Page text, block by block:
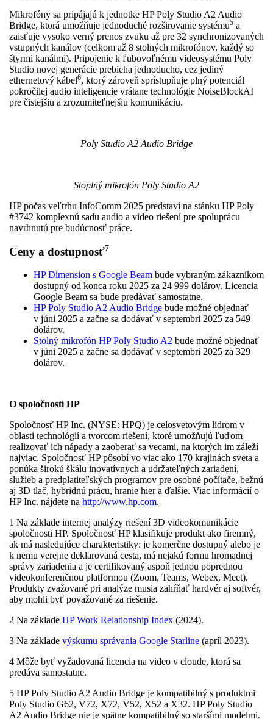
Mikrofóny sa pripájajú k jednotke HP Poly Studio A2 Audio
Bridge, ktorá umožňuje jednoduché rozširovanie systému5 a
zaisťuje vysoko verný prenos zvuku až pre 32 synchronizovaných
vstupných kanálov (celkom až 8 stolných mikrofónov, každý so
štyrmi kanálmi). Pripojenie k ľubovoľnému videosystému Poly
Studio novej generácie prebieha jednoducho, cez jediný
ethernetový kábel6, ktorý zároveň sprístupňuje plný potenciál
pokročilej audio inteligencie vrátane technológie NoiseBlockAI
pre čistejšiu a zrozumiteľnejšiu komunikáciu.
Poly Studio A2 Audio Bridge
Stoplný mikrofón Poly Studio A2
HP počas veľtrhu InfoComm 2025 predstaví na stánku HP Poly
#3742 komplexnú sadu audio a video riešení pre spoluprácu
navrhnutú pre budúcnosť práce.
Ceny a dostupnosť7
HP Dimension s Google Beam bude vybraným zákazníkom
dostupný od konca roku 2025 za 24 999 dolárov. Licencia
Google Beam sa bude predávať samostatne.
HP Poly Studio A2 Audio Bridge bude možné objednať
v júni 2025 a začne sa dodávať v septembri 2025 za 549
dolárov.
Stolný mikrofón HP Poly Studio A2 bude možné objednať
v júni 2025 a začne sa dodávať v septembri 2025 za 329
dolárov.
O spoločnosti HP
Spoločnosť HP Inc. (NYSE: HPQ) je celosvetovým lídrom v
oblasti technológií a tvorcom riešení, ktoré umožňujú ľuďom
realizovať ich nápady a zaoberať sa vecami, na ktorých im záleží
najviac. Spoločnosť HP pôsobí vo viac ako 170 krajinách sveta a
ponúka širokú škálu inovatívnych a udržateľných zariadení,
služieb a predplatiteľských programov pre osobné počítače, bežnú
aj 3D tlač, hybridnú prácu, hranie hier a ďalšie. Viac informácií o
HP Inc. nájdete na http://www.hp.com.
1 Na základe internej analýzy riešení 3D videokomunikácie
spoločnosti HP. Spoločnosť HP klasifikuje produkt ako firemný,
ak má nasledujúce charakteristiky: je komerčne dostupný alebo je
k nemu verejne deklarovaná cesta, má nejakú formu hromadnej
správy zariadenia a je certifikovaný aspoň jednou poprednou
videokonferenčnou platformou (Zoom, Teams, Webex, Meet).
Produkty zvažované pri analýze musia zahŕňať hardvér aj softvér,
aby mohli byť považované za riešenie.
2 Na základe HP Work Relationship Index (2024).
3 Na základe výskumu správania Google Starline (apríl 2023).
4 Môže byť vyžadovaná licencia na video v cloude, ktorá sa
predáva samostatne.
5 HP Poly Studio A2 Audio Bridge je kompatibilný s produktmi
Poly Studio G62, V72, X72, V52, X52 a X32. HP Poly Studio
A2 Audio Bridge nie je spätne kompatibilný so staršími modelmi.